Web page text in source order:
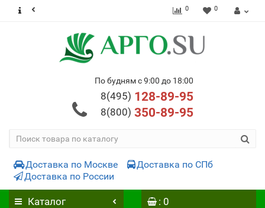
0 0
По будням с 9:00 до 18:00
8(495) 128-89-95
8(800) 350-89-95
Доставка по Москве
Доставка по СПб
Доставка по России
Каталог : 0